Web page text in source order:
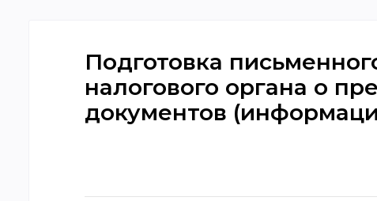
Подготовка
налогового органа о
документов